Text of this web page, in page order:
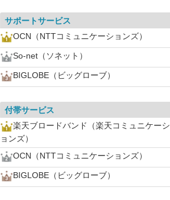
サポートサービス
OCN（NTTコミュニケーションズ）
So-net（ソネット）
BIGLOBE（ビッグローブ）
付帯サービス
楽天ブロードバンド（楽天コミュニケーシ
ョンズ）
OCN（NTTコミュニケーションズ）
BIGLOBE（ビッグローブ）